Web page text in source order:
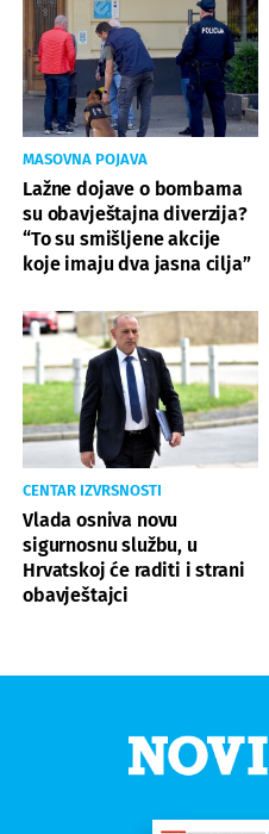
MASOVNA POJAVA
Lažne dojave o bombama
su obavještajna diverzija?
“To su smišljene akcije
koje imaju dva jasna cilja”
CENTAR IZVRSNOSTI
Vlada osniva novu
sigurnosnu službu, u
Hrvatskoj će raditi i strani
obavještajci